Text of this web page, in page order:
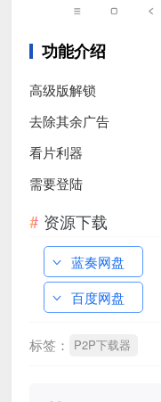
功能介绍
高级版解锁
去除其余广告
看片利器
需要登陆
资源下载
蓝奏网盘
百度网盘
标签： P2P下载器